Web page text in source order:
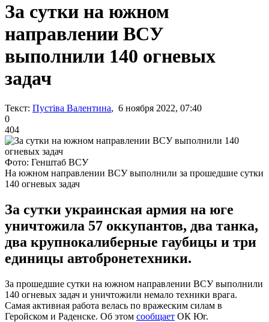
За сутки на южном
направлении ВСУ
выполнили 140 огневых
задач
Текст: Пустіва Валентина, 6 ноября 2022, 07:40
0
404
Фото: Генштаб ВСУ
На южном направлении ВСУ выполнили за прошедшие сутки
140 огневых задач
За сутки украинская армия на юге
уничтожила 57 оккупантов, два танка,
два крупнокалиберные гаубицы и три
единицы автобронетехники.
За прошедшие сутки на южном направлении ВСУ выполнили
140 огневых задач и уничтожили немало техники врага.
Самая активная работа велась по вражеским силам в
Геройском и Раденске. Об этом сообщает ОК Юг.